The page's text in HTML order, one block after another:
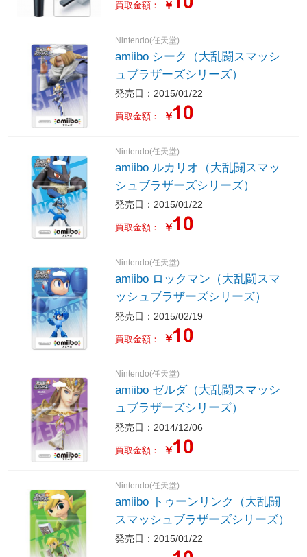
買取金額： ￥
Nintendo(任天堂)
amiibo シーク（大乱闘スマッシ
ュブラザーズシリーズ）
発売日：2015/01/22
買取金額： ￥
Nintendo(任天堂)
amiibo ルカリオ（大乱闘スマッ
シュブラザーズシリーズ）
発売日：2015/01/22
買取金額： ￥
Nintendo(任天堂)
amiibo ロックマン（大乱闘スマ
ッシュブラザーズシリーズ）
発売日：2015/02/19
買取金額： ￥
Nintendo(任天堂)
amiibo ゼルダ（大乱闘スマッシ
ュブラザーズシリーズ）
発売日：2014/12/06
買取金額： ￥
Nintendo(任天堂)
amiibo トゥーンリンク（大乱闘
スマッシュブラザーズシリーズ）
発売日：2015/01/22